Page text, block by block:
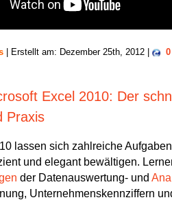
| Erstellt am: Dezember 25th, 2012 |
Excel 2010: Der
Praxis
lassen sich zahlreiche
und elegant bewältigen.
der Datenauswertung- und
Unternehmenskennziffern